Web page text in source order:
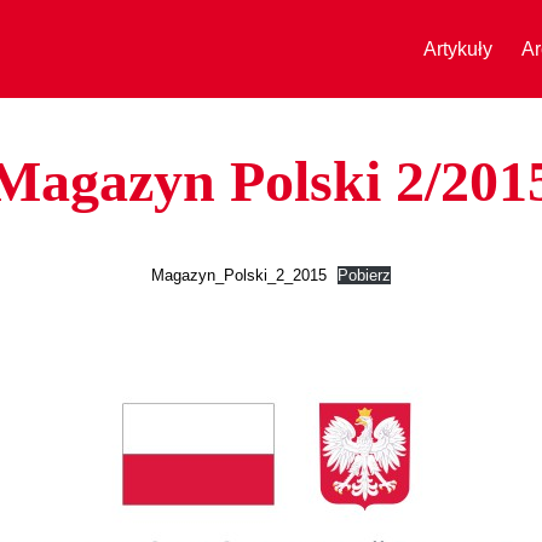
Artykuły
Polski 2/
Magazyn_Polski_2_2015 Pobierz